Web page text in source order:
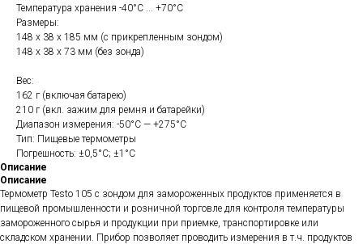
Температура хранения -40°C ... +70°C
Размеры:
148 x 38 x 185 мм (с прикрепленным зондом)
148 x 38 x 73 мм (без зонда)
Вес:
162 г (включая батарею)
210 г (вкл. зажим для ремня и батарейки)
Диапазон измерения: -50°С — +275°С
Тип: Пищевые термометры
Погрешность: ±0,5°C; ±1°C
Описание
Описание
Термометр Testo 105 с зондом для замороженных продуктов применяется в
пищевой промышленности и розничной торговле для контроля температуры
замороженного сырья и продукции при приемке, транспортировке или
складском хранении. Прибор позволяет проводить измерения в т.ч. продуктов